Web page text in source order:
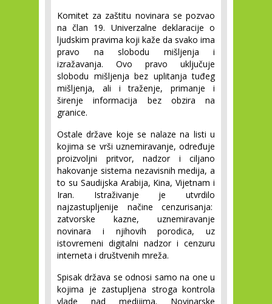
Komitet za zaštitu novinara se pozvao
na član 19. Univerzalne deklaracije o
ljudskim pravima koji kaže da svako ima
pravo na slobodu mišljenja i
izražavanja. Ovo pravo uključuje
slobodu mišljenja bez uplitanja tuđeg
mišljenja, ali i traženje, primanje i
širenje informacija bez obzira na
granice.
Ostale države koje se nalaze na listi u
kojima se vrši uznemiravanje, određuje
proizvoljni pritvor, nadzor i ciljano
hakovanje sistema nezavisnih medija, a
to su Saudijska Arabija, Kina, Vijetnam i
Iran. Istraživanje je utvrdilo
najzastupljenije načine cenzurisanja:
zatvorske kazne, uznemiravanje
novinara i njihovih porodica, uz
istovremeni digitalni nadzor i cenzuru
interneta i društvenih mreža.
Spisak država se odnosi samo na one u
kojima je zastupljena stroga kontrola
vlade nad medijima. Novinarske